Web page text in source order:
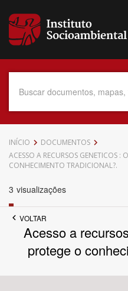
para
conteúdo
Data do Documento
Povo Indígena
INÍCIO
DOCUMENTOS
ACESSO A RECURSOS GENETICOS :
CONHECIMENTO TRADICIONAL?.
3 visualizações
VOLTAR
Acesso a
protege o